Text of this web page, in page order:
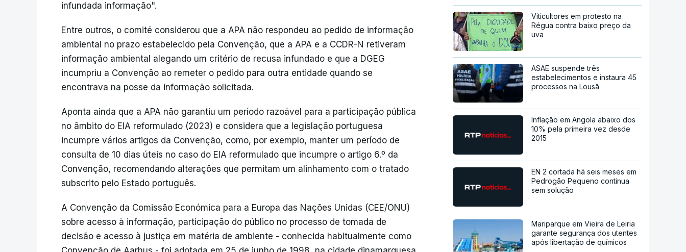
infundada informação".
Entre outros, o comité considerou que a APA não respondeu ao pedido de informação
ambiental no prazo estabelecido pela Convenção, que a APA e a CCDR-N retiveram
informação ambiental alegando um critério de recusa infundado e que a DGEG
incumpriu a Convenção ao remeter o pedido para outra entidade quando se
encontrava na posse da informação solicitada.
Aponta ainda que a APA não garantiu um período razoável para a participação pública
no âmbito do EIA reformulado (2023) e considera que a legislação portuguesa
incumpre vários artigos da Convenção, como, por exemplo, manter um período de
consulta de 10 dias úteis no caso do EIA reformulado que incumpre o artigo 6.º da
Convenção, recomendando alterações que permitam um alinhamento com o tratado
subscrito pelo Estado português.
A Convenção da Comissão Económica para a Europa das Nações Unidas (CEE/ONU)
sobre acesso à informação, participação do público no processo de tomada de
decisão e acesso à justiça em matéria de ambiente - conhecida habitualmente como
Viticultores em protesto na
Régua contra baixo preço da
uva
ASAE suspende três
estabelecimentos e instaura 45
processos na Lousã
Inflação em Angola abaixo dos
10% pela primeira vez desde
2015
EN 2 cortada há seis meses em
Pedrogão Pequeno continua
sem solução
Mariparque em Vieira de Leiria
garante segurança dos utentes
após libertação de químicos